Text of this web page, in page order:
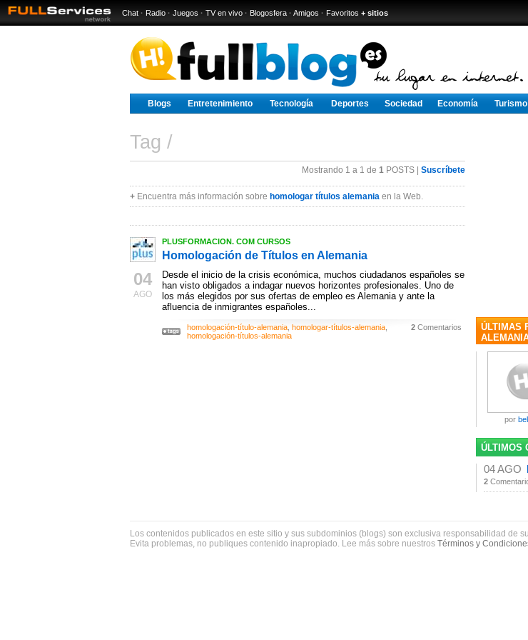
Chat · Radio · Juegos · TV en vivo · Blogosfera · Amigos · Favoritos + sitios
Blogs Entretenimiento Tecnología Deportes Sociedad Economía Turismo
Tag /
Mostrando 1 a 1 de 1 POSTS | Suscríbete
+ Encuentra más información sobre homologar títulos alemania en la Web.
04
AGO
PLUSFORMACION. COM CURSOS
Homologación de Títulos en Alemania
Desde el inicio de la crisis económica, muchos ciudadanos españoles se
han visto obligados a indagar nuevos horizontes profesionales. Uno de
los más elegidos por sus ofertas de empleo es Alemania y ante la
afluencia de inmigrantes españoles...
2 Comentarios
homologación-título-alemania homologar-títulos-alemania
homologación-títulos-alemania
ÚLTIMAS
por
ÚLTIMOS
04 AGO
2
Los contenidos publicados en este sitio y sus subdominios (blogs) son exclusiva responsabilidad de
Evita problemas, no publiques contenido inapropiado. Lee más sobre nuestros Términos y